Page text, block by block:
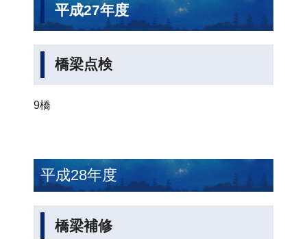
平成27年度
橋梁点検
9橋
平成28年度
橋梁補修